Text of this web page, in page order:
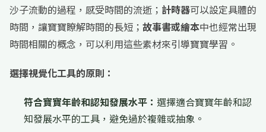
沙子流動的過程，感受時間的流逝； 計時器可以設定具體的
時間，讓寶寶瞭解時間的長短； 故事書或繪本中也經常出現
時間相關的概念，可以利用這些素材來引導寶寶學習。
選擇視覺化工具的原則：
符合寶寶年齡和認知發展水平： 選擇適合寶寶年齡和認
知發展水平的工具，避免過於複雜或抽象。